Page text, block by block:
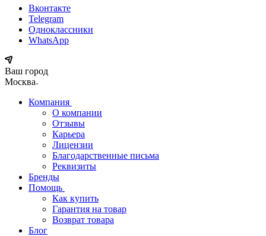
Вконтакте
Telegram
Одноклассники
WhatsApp
Ваш город
Москва
Компания
О компании
Отзывы
Карьера
Лицензии
Благодарственные письма
Реквизиты
Бренды
Помощь
Как купить
Гарантия на товар
Возврат товара
Блог